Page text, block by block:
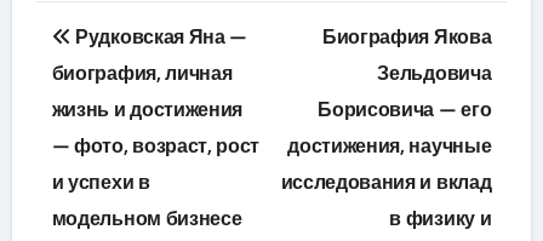
Навигация
по
записям
Рудковская Яна —
биография, личная
жизнь и достижения
— фото, возраст, рост
и успехи в
модельном бизнесе
Биография Якова
Зельдовича
Борисовича — его
достижения, научные
исследования и вклад
в физику и